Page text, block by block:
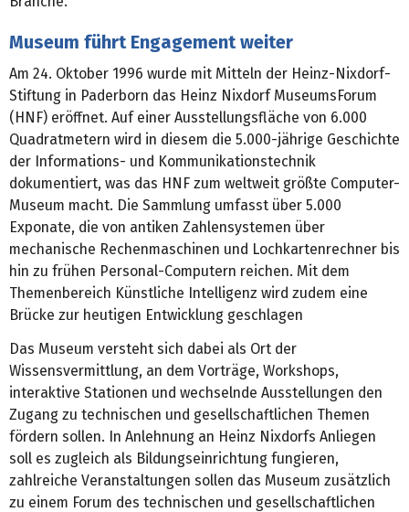
Museum führt Engagement weiter
Am 24. Oktober 1996 wurde mit Mitteln der Heinz-Nixdorf-
Stiftung in Paderborn das Heinz Nixdorf MuseumsForum
(HNF) eröffnet. Auf einer Ausstellungsfläche von 6.000
Quadratmetern wird in diesem die 5.000-jährige Geschichte
der Informations- und Kommunikationstechnik
dokumentiert, was das HNF zum weltweit größte Computer-
Museum macht. Die Sammlung umfasst über 5.000
Exponate, die von antiken Zahlensystemen über
mechanische Rechenmaschinen und Lochkartenrechner bis
hin zu frühen Personal-Computern reichen. Mit dem
Themenbereich Künstliche Intelligenz wird zudem eine
Brücke zur heutigen Entwicklung geschlagen
Das Museum versteht sich dabei als Ort der
Wissensvermittlung, an dem Vorträge, Workshops,
interaktive Stationen und wechselnde Ausstellungen den
Zugang zu technischen und gesellschaftlichen Themen
fördern sollen. In Anlehnung an Heinz Nixdorfs Anliegen
soll es zugleich als Bildungseinrichtung fungieren,
zahlreiche Veranstaltungen sollen das Museum zusätzlich
zu einem Forum des technischen und gesellschaftlichen